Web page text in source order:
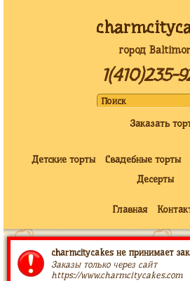
город
1(410)235-
Заказать
Детские торты Свадебные торты
Десерты
Главная
charmcitycakes не принимает
Заказы только через сайт
https://www.charmcitycakes.com